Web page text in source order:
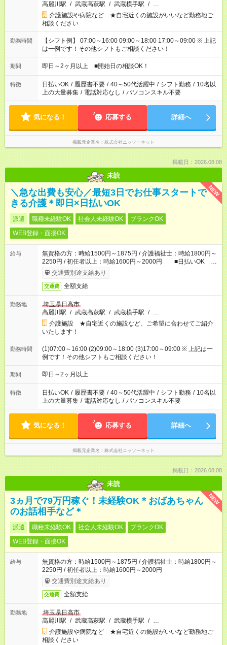
高麗川駅 / 武蔵高萩駅 / 武蔵横手駅 / …
介護施設や病院など ★自宅近くの施設がいいなど勤務地ご
相談ください
勤務時間
【シフト例】 07:00～16:00 09:00～18:00 17:00～09:00 ※ 上記
は一例です！その他シフトもご相談ください！
期間 即日～2ヶ月以上 ■開始日の相談OK！
特徴 日払いOK / 履歴書不要 / 40～50代活躍中 / シフト勤務 / 10名以
上の大量募集 / 電話対応なし / パソコンスキル不要
気になる！ 応募する 詳細へ
掲載元企業名 株式会社ニッソーネット
掲載日：2026.08.08
未読
NEW
＼急な出費も安心／最短3日でお仕事スタートで
きる介護＊即日×日払いOK
派遣 職種未経験OK 社会人未経験OK
ブランクOK
WEB登録・面接OK
給与
無資格の方：時給1500円～1875円 / 介護福祉士：時給1800円～
2250円 / 初任者以上：時給1600円～2000円 ■日払いOK ■
日収例：1万2000円（時給1500円×8h）
交通費別途支給あり
交通費 全額支給
勤務地
埼玉県日高市
高麗川駅 / 武蔵高萩駅 / 武蔵横手駅 / …
介護施設 ★自宅近くの施設など、ご希望に合わせてご紹介
いたします！
勤務時間
(1)07:00～16:00 (2)09:00～18:00 (3)17:00～09:00 ※ 上記は一
例です！その他シフトもご相談ください！
期間 即日～2ヶ月以上
特徴 日払いOK / 履歴書不要 / 40～50代活躍中 / シフト勤務 / 10名以
上の大量募集 / 電話対応なし / パソコンスキル不要
気になる！ 応募する 詳細へ
掲載元企業名 株式会社ニッソーネット
掲載日：2026.08.08
未読
NEW
3ヵ月で79万円稼ぐ！未経験OK＊おばあちゃん
のお話相手など＊
派遣 職種未経験OK 社会人未経験OK
ブランクOK
WEB登録・面接OK
給与
無資格の方：時給1500円～1875円 / 介護福祉士：時給1800円～
2250円 / 初任者以上：時給1600円～2000円
交通費別途支給あり
交通費 全額支給
勤務地
埼玉県日高市
高麗川駅 / 武蔵高萩駅 / 武蔵横手駅 / …
介護施設や病院など ★自宅近くの施設がいいなど勤務地ご
相談ください